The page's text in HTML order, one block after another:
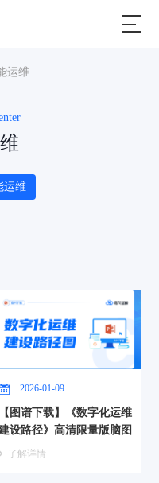
运维
运维
2026-01-09
【图谱下载】《数字化运维
设路径》高清限量版脑图
了解详情